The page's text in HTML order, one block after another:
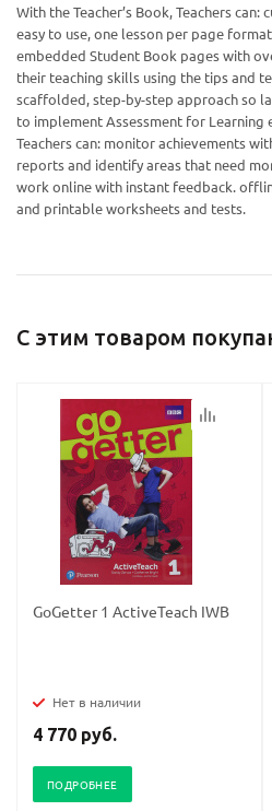
With the Teacher’s Book, Teachers
easy to use, one lesson per page
embedded Student Book pages with
their teaching skills using the tips and
scaffolded, step-by-step approach so
to implement Assessment for
Teachers can: monitor achievements
reports and identify areas that need
work online with instant feedback.
and printable worksheets and tests.
С этим товаром
GoGetter 1 ActiveTeach IWB
Нет в наличии
4 770 руб.
ПОДРОБНЕЕ
Ваш E-mail:
Ваш E-mail: